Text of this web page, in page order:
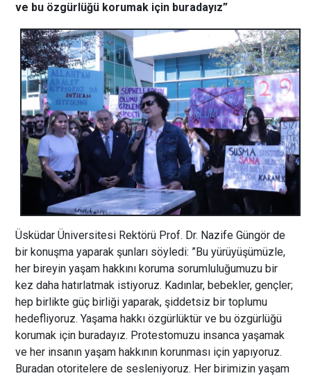
ve bu özgürlüğü korumak için buradayız”
Üsküdar Üniversitesi Rektörü Prof. Dr. Nazife Güngör de
bir konuşma yaparak şunları söyledi: ”Bu yürüyüşümüzle,
her bireyin yaşam hakkını koruma sorumluluğumuzu bir
kez daha hatırlatmak istiyoruz. Kadınlar, bebekler, gençler;
hep birlikte güç birliği yaparak, şiddetsiz bir toplumu
hedefliyoruz. Yaşama hakkı özgürlüktür ve bu özgürlüğü
korumak için buradayız. Protestomuzu insanca yaşamak
ve her insanın yaşam hakkının korunması için yapıyoruz.
Buradan otoritelere de sesleniyoruz. Her birimizin yaşam